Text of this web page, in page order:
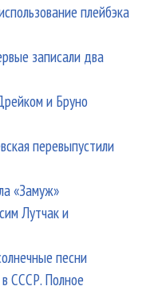
плейбэка
записали два
и Бруно
перевыпустили
«Замуж»
Лутчак и
песни
СССР. Полное